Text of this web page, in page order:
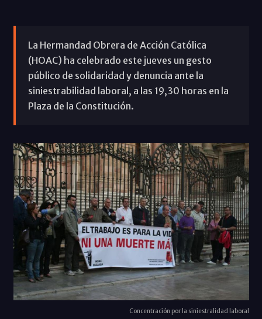
La Hermandad Obrera de Acción Católica
(HOAC) ha celebrado este jueves un gesto
público de solidaridad y denuncia ante la
siniestrabilidad laboral, a las 19,30 horas en la
Plaza de la Constitución.
Concentración por la siniestralidad laboral